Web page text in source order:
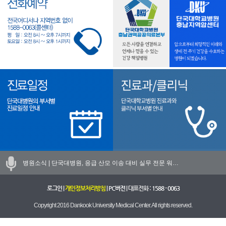
병원소식 | 단국대병원, 응급 산모 이송 대비 실무 전문 워…
로그인| 개인정보처리방침| PC버전| 대표전화 : 1588 - 0063
Copyright 2016 Dankook University Medical Center. All rights reserved.